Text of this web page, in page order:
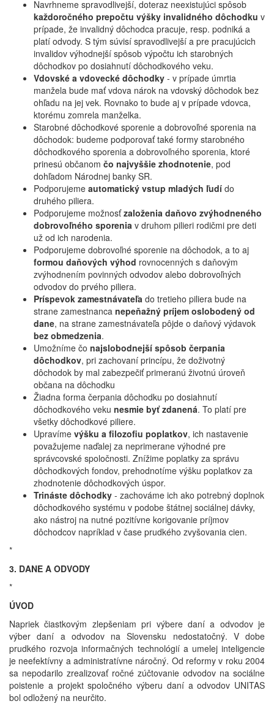
Navrhneme spravodlivejší, doteraz neexistujúci spôsob
každoročného prepočtu výšky invalidného dôchodku v
prípade, že invalidný dôchodca pracuje, resp. podniká a
platí odvody. S tým súvisí spravodlivejší a pre pracujúcich
invalidov výhodnejší spôsob výpočtu ich starobných
dôchodkov po dosiahnutí dôchodkového veku.
Vdovské a vdovecké dôchodky - v prípade úmrtia
manžela bude mať vdova nárok na vdovský dôchodok bez
ohľadu na jej vek. Rovnako to bude aj v prípade vdovca,
ktorému zomrela manželka.
Starobné dôchodkové sporenie a dobrovoľné sporenia na
dôchodok: budeme podporovať také formy starobného
dôchodkového sporenia a dobrovoľného sporenia, ktoré
prinesú občanom čo najvyššie zhodnotenie, pod
dohľadom Národnej banky SR.
Podporujeme automatický vstup mladých ľudí do
druhého piliera.
Podporujeme možnosťzaloženia daňovo zvýhodneného
dobrovoľného sporenia v druhom pilieri rodičmi pre deti
už od ich narodenia.
Podporujeme dobrovoľné sporenie na dôchodok, a to aj
formou daňových výhod rovnocenných s daňovým
zvýhodnením povinných odvodov alebo dobrovoľných
odvodov do prvého piliera.
Príspevok zamestnávateľa do tretieho piliera bude na
strane zamestnanca nepeňažný príjem oslobodený od
dane, na strane zamestnávateľa pôjde o daňový výdavok
bez obmedzenia.
Umožníme čo najslobodnejší spôsob čerpania
dôchodkov, pri zachovaní princípu, že doživotný
dôchodok by mal zabezpečiť primeranú životnú úroveň
občana na dôchodku
Žiadna forma čerpania dôchodku po dosiahnutí
dôchodkového veku nesmie byť zdanená. To platí pre
všetky dôchodkové piliere.
Upravíme výšku a filozofiu poplatkov, ich nastavenie
považujeme naďalej za neprimerane výhodné pre
správcovské spoločnosti. Znížime poplatky za správu
dôchodkových fondov, prehodnotíme výšku poplatkov za
zhodnotenie dôchodkových úspor.
Trináste dôchodky - zachováme ich ako potrebný doplnok
dôchodkového systému v podobe štátnej sociálnej dávky,
ako nástroj na nutné pozitívne korigovanie príjmov
dôchodcov napríklad v čase prudkého zvyšovania cien.
*
3. DANE A ODVODY
*
ÚVOD
Napriek čiastkovým zlepšeniam pri výbere daní a odvodov je
výber daní a odvodov na Slovensku nedostatočný. V dobe
prudkého rozvoja informačných technológií a umelej inteligencie
je neefektívny a administratívne náročný. Od reformy v roku 2004
sa nepodarilo zrealizovať ročné zúčtovanie odvodov na sociálne
poistenie a projekt spoločného výberu daní a odvodov UNITAS
bol odložený na neurčito.